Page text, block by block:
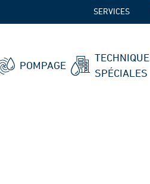
POMPAGE
SPÉCIALES
SERVICES